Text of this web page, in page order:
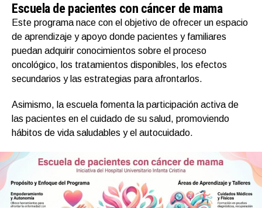
Escuela de pacientes con cáncer de mama
Este programa nace con el objetivo de ofrecer un espacio
de aprendizaje y apoyo donde pacientes y familiares
puedan adquirir conocimientos sobre el proceso
oncológico, los tratamientos disponibles, los efectos
secundarios y las estrategias para afrontarlos.
Asimismo, la escuela fomenta la participación activa de
las pacientes en el cuidado de su salud, promoviendo
hábitos de vida saludables y el autocuidado.